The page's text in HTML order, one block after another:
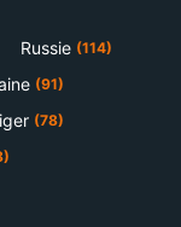
Russie (114)
(91)
(78)